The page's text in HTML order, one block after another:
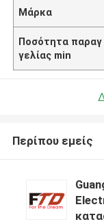
Μάρκα
Ποσότητα παραγ
γελίας min
Περίπου εμείς